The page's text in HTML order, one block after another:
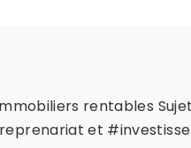
rentables
et